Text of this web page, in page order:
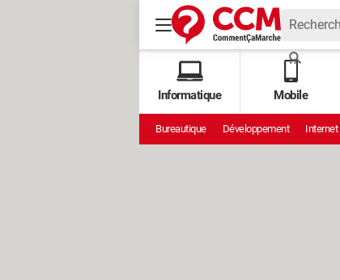
Informatique Mobile
Bureautique Développement Internet